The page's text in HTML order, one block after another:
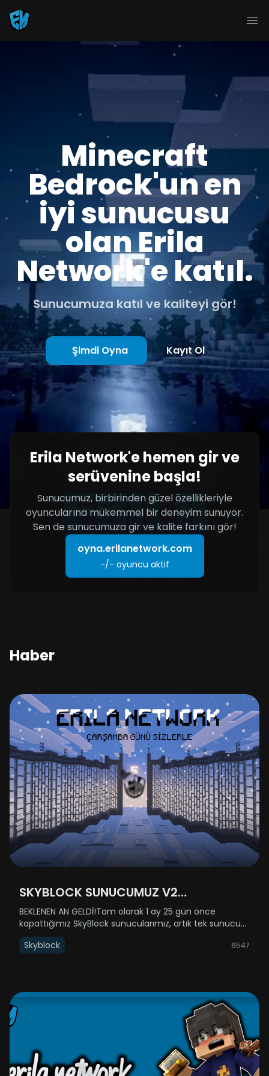
Minecraft
Bedrock'un en
iyi sunucusu
olan Erila
Network'e katıl.
Sunucumuza katıl ve kaliteyi gör!
Şimdi Oyna Kayıt Ol
Erila Network'e hemen gir ve
serüvenine başla!
Sunucumuz, birbirinden güzel özellikleriyle
oyuncularına mükemmel bir deneyim sunuyor.
Sen de sunucumuza gir ve kalite farkını gör!
oyna.erilanetwork.com
-/- oyuncu aktif
Haber
SKYBLOCK SUNUCUMUZ V2
GÜNCELLEMESİYLE AÇILIYOR!
BEKLENEN AN GELDİ!Tam olarak 1 ay 25 gün önce
kapattığımız SkyBlock sunucularımız, artık tek sunucu
halinde (SkyBlock 1-2 birleştirildi) geri dönüyor! 31 Aralık
Çarşamba günü yenilenmiş haliyle sizlere kapılarını
Skyblock 6547